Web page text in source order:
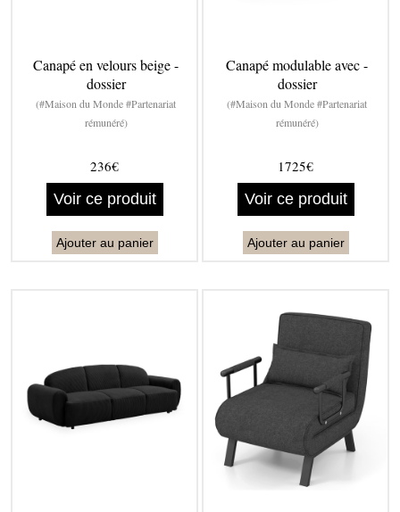
Canapé en velours beige -
dossier
(#Maison du Monde #Partenariat
rémunéré)
236€
Voir ce produit
Ajouter au panier
Canapé modulable avec -
dossier
(#Maison du Monde #Partenariat
rémunéré)
1725€
Voir ce produit
Ajouter au panier